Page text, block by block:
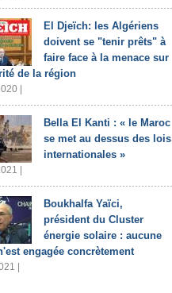
El Djeïch: les Algériens
doivent se "tenir prêts" à
faire face à la menace sur
de la région
|
Bella El Kanti : « le Maroc
se met au dessus des lois
internationales »
|
Boukhalfa Yaïci,
président du Cluster
énergie solaire : aucune
engagée concrètement
|